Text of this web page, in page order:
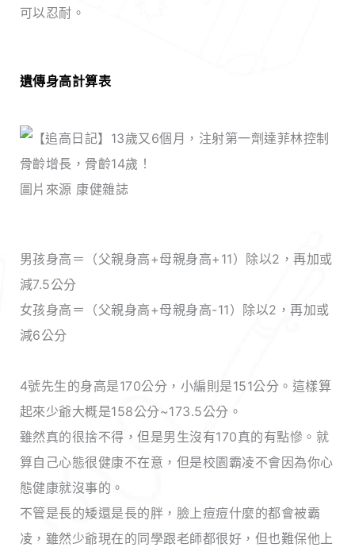
可以忍耐。
遺傳身高計算表
圖片來源 康健雜誌
男孩身高＝（父親身高+母親身高+11）除以2，再加或
減7.5公分
女孩身高＝（父親身高+母親身高-11）除以2，再加或
減6公分
4號先生的身高是170公分，小編則是151公分。這樣算
起來少爺大概是158公分~173.5公分。
雖然真的很捨不得，但是男生沒有170真的有點慘。就
算自己心態很健康不在意，但是校園霸凌不會因為你心
態健康就沒事的。
不管是長的矮還是長的胖，臉上痘痘什麼的都會被霸
凌，雖然少爺現在的同學跟老師都很好，但也難保他上